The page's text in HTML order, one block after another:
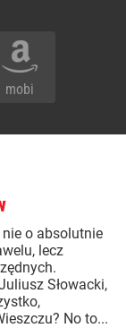
mobi
o absolutnie
lecz
Słowacki,
No to...